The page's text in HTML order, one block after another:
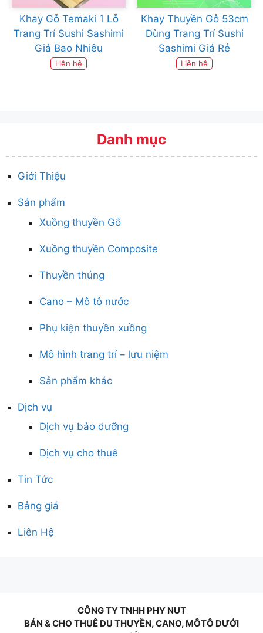
Khay Gỗ Temaki 1 Lỗ
Trang Trí Sushi Sashimi
Giá Bao Nhiêu
Liên hệ
Khay Thuyền Gỗ 53cm
Dùng Trang Trí Sushi
Sashimi Giá Rẻ
Liên hệ
Danh mục
Giới Thiệu
Sản phẩm
Xuồng thuyền Gỗ
Xuồng thuyền Composite
Thuyền thúng
Cano – Mô tô nước
Phụ kiện thuyền xuồng
Mô hình trang trí – lưu niệm
Sản phẩm khác
Dịch vụ
Dịch vụ bảo dưỡng
Dịch vụ cho thuê
Tin Tức
Bảng giá
Liên Hệ
CÔNG TY TNHH PHY NUT
BÁN & CHO THUÊ DU THUYỀN, CANO, MÔTÔ DƯỚI